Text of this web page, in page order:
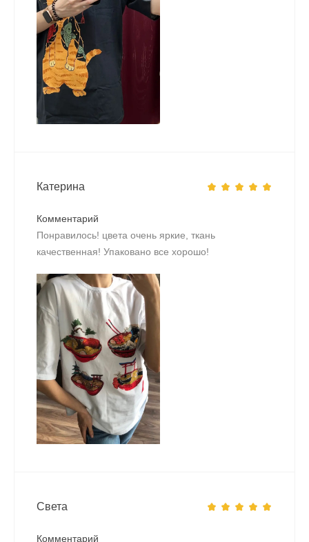
Катерина
Комментарий
Понравилось! цвета очень яркие, ткань
качественная! Упаковано все хорошо!
Света
Комментарий